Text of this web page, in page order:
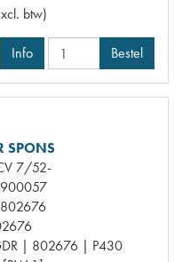
btw)
Info Bestel
SPONS
7/52-
802676
| 802676 | P430